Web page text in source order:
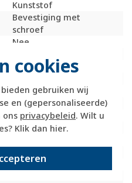
cookies
gebruiken wij
en (gepersonaliseerde)
ons privacybeleid. Wilt u
Klik dan hier.
Kunststof
Bevestiging met
schroef
Nee
Nee
9010
Nee
Nee
IK02
Nee